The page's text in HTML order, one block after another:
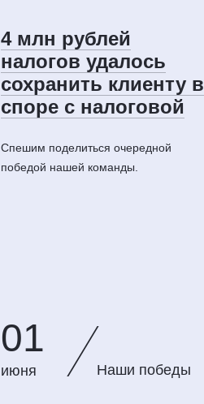
4 млн рублей
налогов удалось
сохранить клиенту в
споре с налоговой
Спешим поделиться очередной
победой нашей команды.
01
июня Наши победы